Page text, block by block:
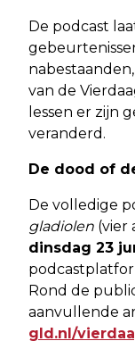
De podcast
van de
lessen er zijn
veranderd.
De dood of
De volledige
gladiolen (vier
dinsdag 23
Rond de
aanvullende
gld.nl/